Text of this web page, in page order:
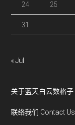
24 25
31
« Jul
关于蓝天白云数格子
联络我们 Contact Us